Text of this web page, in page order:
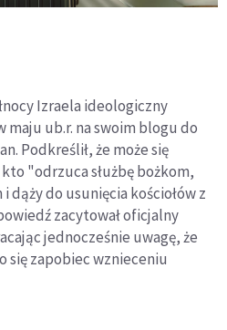
Izraela ideologiczny
maju ub.r. na swoim blogu do
Podkreślił, że może się
"odrzuca służbę bożkom,
dąży do usunięcia kościołów z
zacytował oficjalny
jednocześnie uwagę, że
się zapobiec wznieceniu